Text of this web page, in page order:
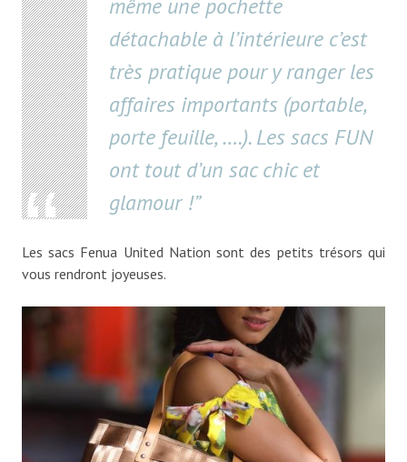
même une pochette
détachable à l’intérieure c’est
très pratique pour y ranger les
affaires importants (portable,
porte feuille, ….). Les sacs FUN
ont tout d’un sac chic et
glamour !
Les sacs Fenua United Nation sont des petits trésors qui
vous rendront joyeuses.